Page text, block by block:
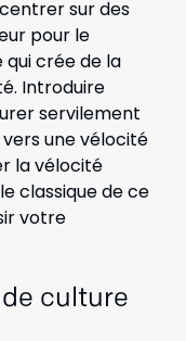
sur des
pour le
qui crée de la
Introduire
servilement
une vélocité
la vélocité
classique de ce
votre
culture